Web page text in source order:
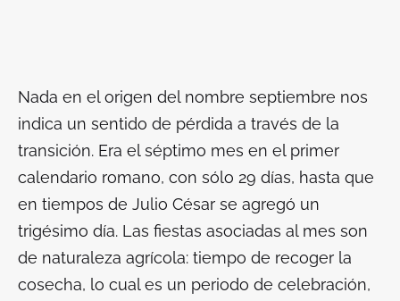
Nada en el origen del nombre septiembre nos
indica un sentido de pérdida a través de la
transición. Era el séptimo mes en el primer
calendario romano, con sólo 29 días, hasta que
en tiempos de Julio César se agregó un
trigésimo día. Las fiestas asociadas al mes son
de naturaleza agrícola: tiempo de recoger la
cosecha, lo cual es un periodo de celebración,